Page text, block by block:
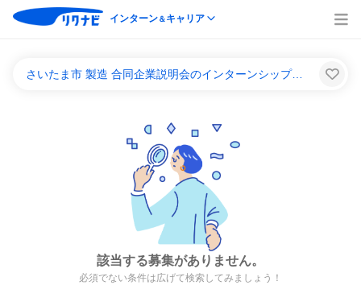
インターン＆キャリア
さいたま市 製造 合同企業説明会のインターンシップ＆キャリア一覧
該当する募集がありません。
必須でない条件は広げて検索してみましょう！